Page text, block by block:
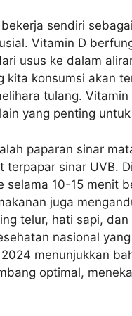
sendiri sebagai
Vitamin D
usus ke dalam
kita konsumsi akan
tulang.
yang penting
paparan sinar
terpapar sinar UVB.
selama 10-15 menit
juga
telur, hati sapi,
nasional
menunjukkan
optimal,